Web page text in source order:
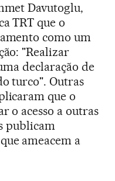
Davutoglu,
TRT que o
como um
"Realizar
declaração de
turco". Outras
que o
o acesso a outras
publicam
ameacem a